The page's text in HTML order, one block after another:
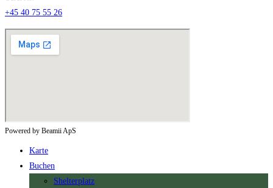
+45 40 75 55 26
Powered by Beamii ApS
Karte
Buchen
Shelterplatz